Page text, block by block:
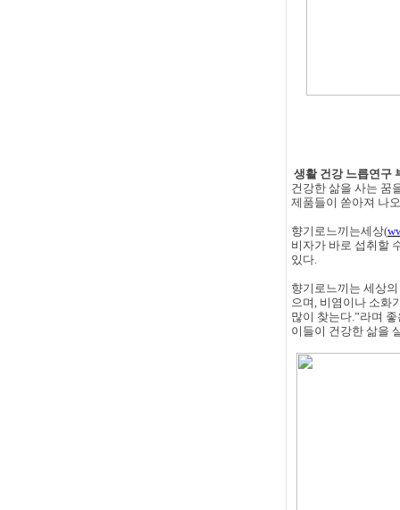
생활 건강 느릅연구
건강한 삶을 사는 꿈
제품들이 쏟아져 나
향기로느끼는세상(
비자가 바로 섭취할
있다.
향기로느끼는 세상
으며, 비염이나 소화
많이 찾는다.”라며
이들이 건강한 삶을